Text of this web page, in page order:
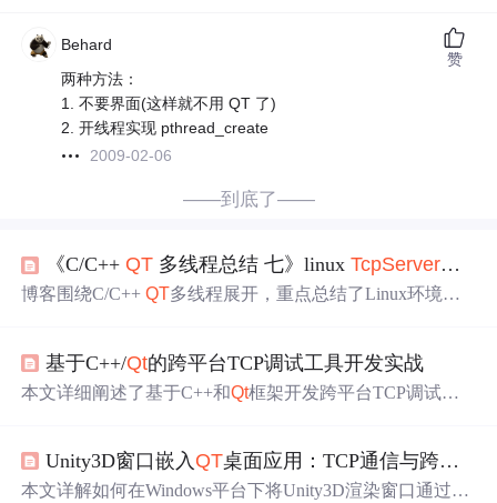
Behard
两种方法：
1. 不要界面(这样就不用 QT 了)
2. 开线程实现 pthread_create
2009-02-06
赞
——到底了——
《C/C++ QT 多线程总结 七》linuxTcpServer多线
博客围绕C/C++QT多线程展开，重点总结了Linux环境下
基于C++/Qt的跨平台TCP调试工具开发实战
本文详细阐述了基于C++和Qt框架开发跨平台TCP调试工
功能。重点解析Qt网络模块（QTcpSocket/QTcpServer）的
异步信号槽机制、跨平台构建部署要点（Windows/macOS/
Unity3D窗口嵌入 QT桌面应用：TCP通信与跨进程窗口整合实战
本文详解如何在Windows平台下将Unity3D渲染窗口通过H